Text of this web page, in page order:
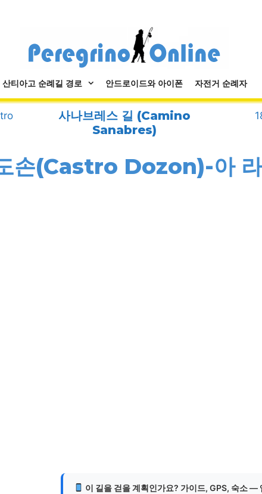
산티아고 순례길 경로 안드로이드와 아이폰 자전거 순례자
사나브레스 길 (Camino
Sanabres)
손(Castro Dozon)-아
이 길을 걷을 계획인가요? 가이드, GPS, 숙소 —